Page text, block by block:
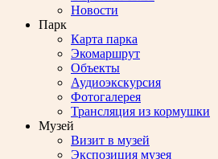
Новости
Парк
Карта парка
Экомаршрут
Объекты
Аудиоэкскурсия
Фотогалерея
Трансляция из кормушки
Музей
Визит в музей
Экспозиция музея